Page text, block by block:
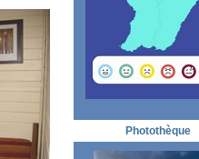
Photothèque